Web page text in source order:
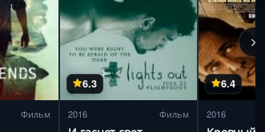
Фильм
6.3
2016 Фильм
6.4
2016